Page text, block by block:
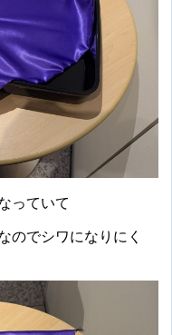
っていて
のでシワになりにく